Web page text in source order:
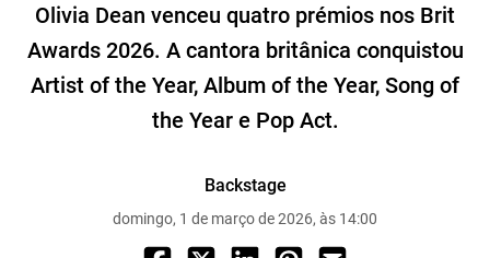
Olivia Dean venceu quatro prémios nos Brit
Awards 2026. A cantora britânica conquistou
Artist of the Year, Album of the Year, Song of
the Year e Pop Act.
Backstage
domingo, 1 de março de 2026, às 14:00